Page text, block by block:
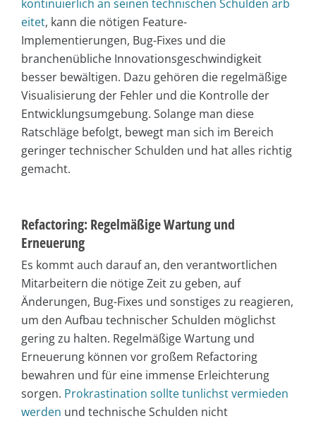
kontinuierlich an seinen technischen Schulden arb
eitet, kann die nötigen Feature-
Implementierungen, Bug-Fixes und die
branchenübliche Innovationsgeschwindigkeit
besser bewältigen. Dazu gehören die regelmäßige
Visualisierung der Fehler und die Kontrolle der
Entwicklungsumgebung. Solange man diese
Ratschläge befolgt, bewegt man sich im Bereich
geringer technischer Schulden und hat alles richtig
gemacht.
Refactoring: Regelmäßige Wartung und
Erneuerung
Es kommt auch darauf an, den verantwortlichen
Mitarbeitern die nötige Zeit zu geben, auf
Änderungen, Bug-Fixes und sonstiges zu reagieren,
um den Aufbau technischer Schulden möglichst
gering zu halten. Regelmäßige Wartung und
Erneuerung können vor großem Refactoring
bewahren und für eine immense Erleichterung
sorgen. Prokrastination sollte tunlichst vermieden
werden und technische Schulden nicht